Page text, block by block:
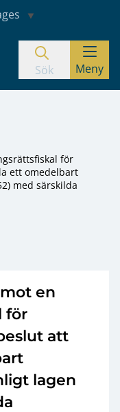
Sök Meny
för
ett omedelbart
med särskilda
en
för
att
lagen